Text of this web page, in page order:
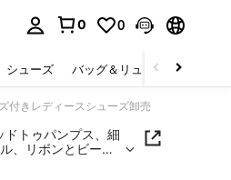
0 0
シューズ バッグ＆リュック
付きレディースシューズ卸売
トゥパンプス、細
、リボンとビーズ